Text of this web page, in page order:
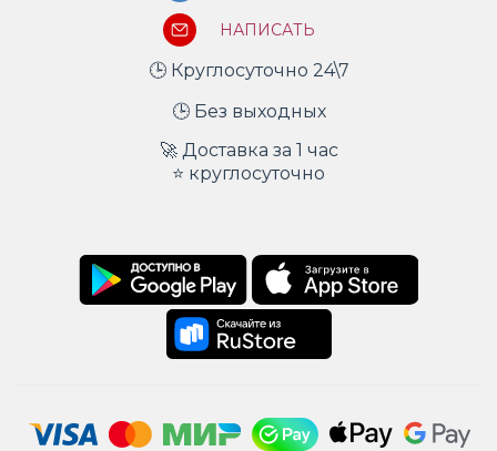
НАПИСАТЬ
🕒 Круглосуточно 24\7
🕒 Без выходных
🚀 Доставка за 1 час
⭐ круглосуточно